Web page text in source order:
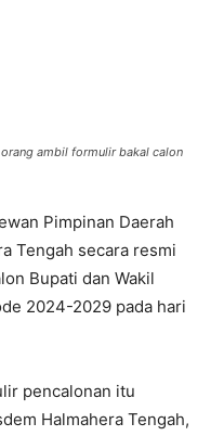
ambil formulir bakal calon
Pimpinan Daerah
Tengah secara resmi
Bupati dan Wakil
2024-2029 pada hari
pencalonan itu
Halmahera Tengah,